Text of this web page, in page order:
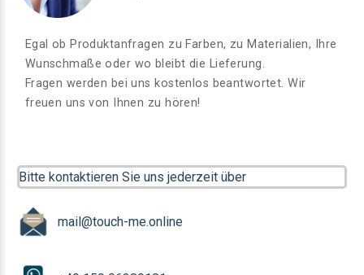
Egal ob Produktanfragen zu Farben, zu Materialien, Ihre
Wunschmaße oder wo bleibt die Lieferung.
Fragen werden bei uns kostenlos beantwortet. Wir
freuen uns von Ihnen zu hören!
Bitte kontaktieren Sie uns jederzeit über
mail@touch-me.online